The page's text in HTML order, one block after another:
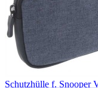
Schutzhülle f. Snooper